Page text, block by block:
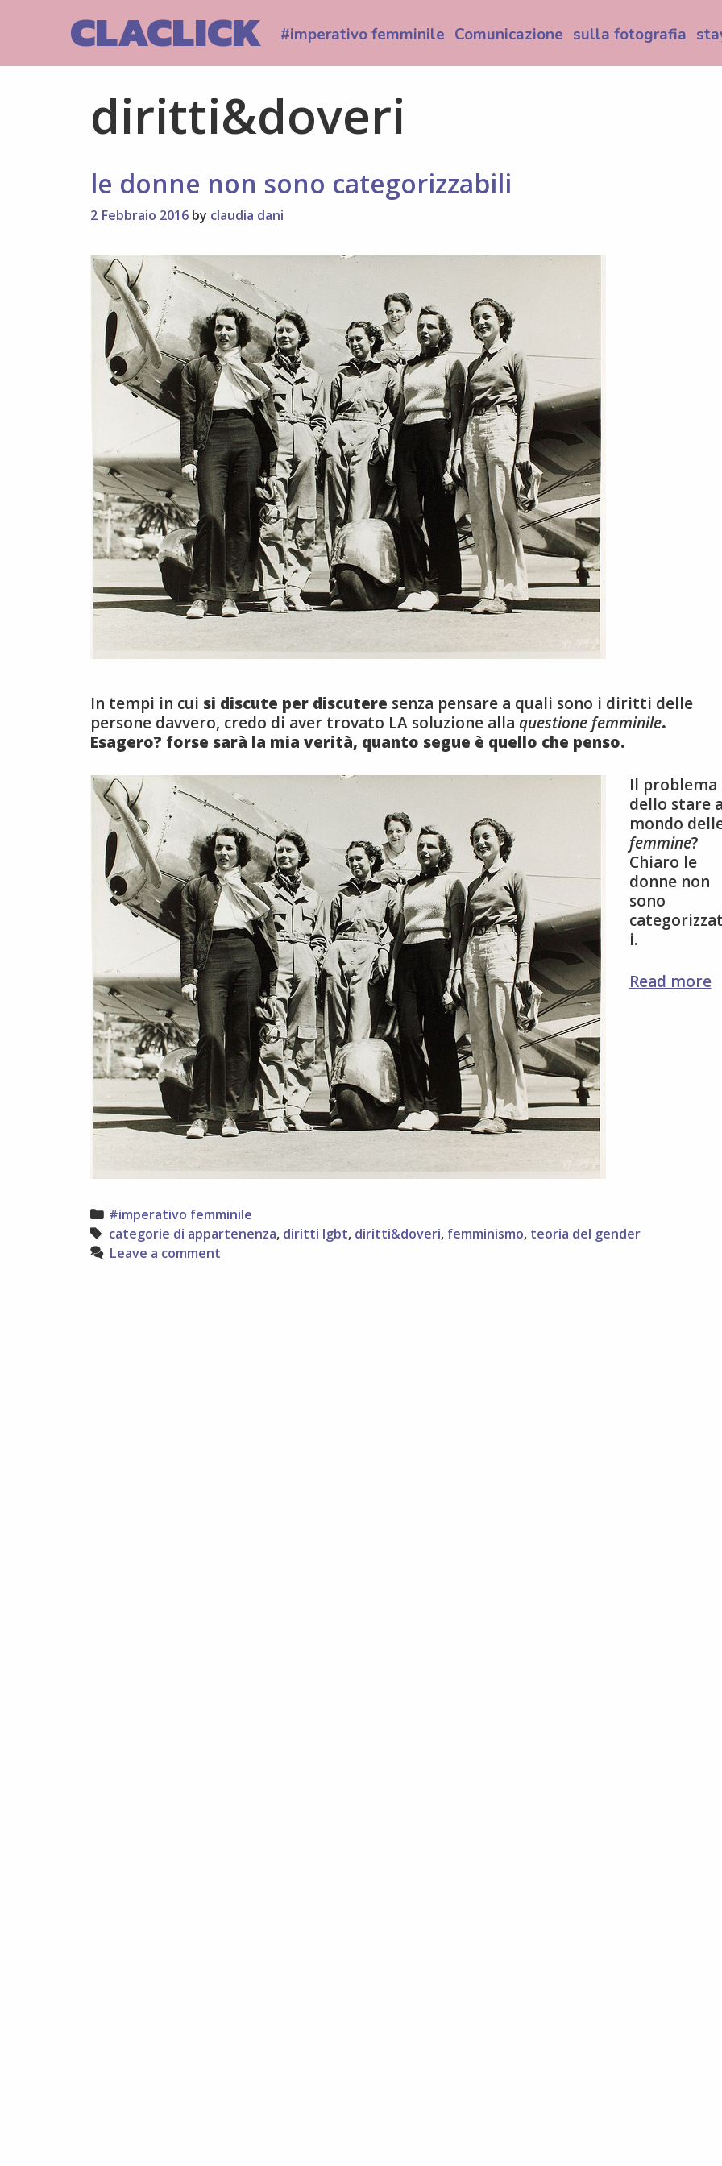
CLACLICK #imperativo femminile Comunicazione sulla fotografia
diritti&doveri
le donne non sono categorizzabili
2 Febbraio 2016 by claudia dani
In tempi in cui si discute per discutere senza pensare a quali sono i diritti delle
persone davvero, credo di aver trovato LA soluzione alla questione femminile.
Esagero? forse sarà la mia verità, quanto segue è quello che penso.
Il problema
dello stare
mondo
femmine?
Chiaro le
donne non
sono
i.
Read morele
Categories
#imperativo femminile
Tags
categorie di appartenenza, diritti lgbt, diritti&doveri, femminismo, teoria del gender
Leave a comment